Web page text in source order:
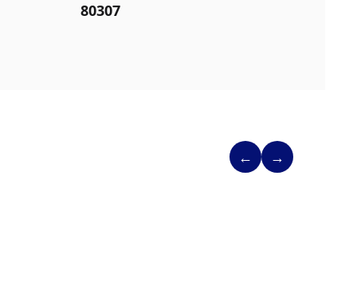
80307
← →